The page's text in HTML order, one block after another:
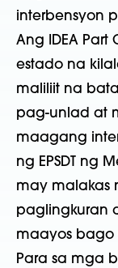
interbensyon
Ang IDEA
estado na
maliliit na
pag-unlad at
maagang
ng EPSDT ng
may malakas
paglingkuran
maayos bago
Para sa mga